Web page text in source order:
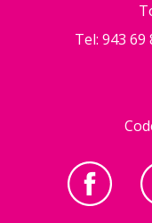
Tel: 943 69